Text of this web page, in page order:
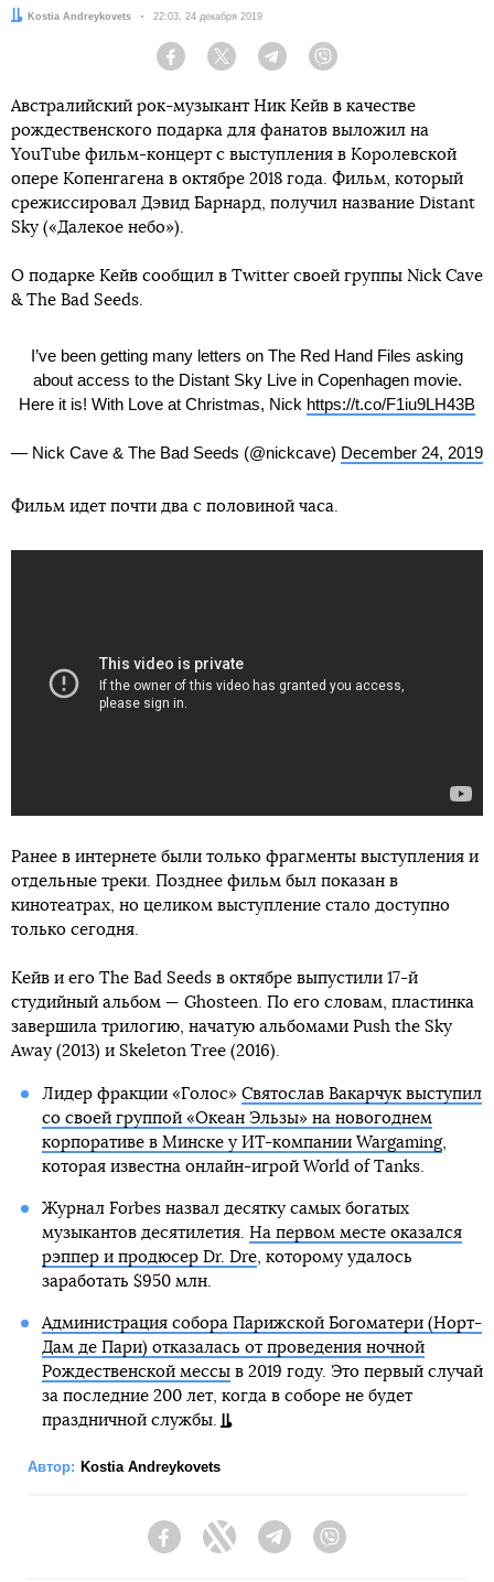
Автор:Kostia Andreykovets Дата:
22:03, 24 декабря 2019
Facebook Twitter Telegram
Австралийский рок-музыкант Ник Кейв в качестве
рождественского подарка для фанатов выложил на
YouTube фильм-концерт с выступления в Королевской
опере Копенгагена в октябре 2018 года. Фильм, который
срежиссировал Дэвид Барнард, получил название Distant
Sky («Далекое небо»).
О подарке Кейв сообщил в Twitter своей группы Nick Cave
& The Bad Seeds.
I’ve been getting many letters on The Red Hand Files asking
about access to the Distant Sky Live in Copenhagen movie.
Here it is! With Love at Christmas, Nick https://t.co/F1iu9LH43B
— Nick Cave & The Bad Seeds (@nickcave) December 24, 2019
Фильм идет почти два с половиной часа.
Ранее в интернете были только фрагменты выступления и
отдельные треки. Позднее фильм был показан в
кинотеатрах, но целиком выступление стало доступно
только сегодня.
Кейв и его The Bad Seeds в октябре выпустили 17-й
студийный альбом — Ghosteen. По его словам, пластинка
завершила трилогию, начатую альбомами Push the Sky
Away (2013) и Skeleton Tree (2016).
Лидер фракции «Голос» Святослав Вакарчук выступил
со своей группой «Океан Эльзы» на новогоднем
корпоративе в Минске у ИТ-компании Wargaming,
которая известна онлайн-игрой World of Tanks.
Журнал Forbes назвал десятку самых богатых
музыкантов десятилетия. На первом месте оказался
рэппер и продюсер Dr. Dre, которому удалось
заработать $950 млн.
Администрация собора Парижской Богоматери (Норт-
Дам де Пари) отказалась от проведения ночной
Рождественской мессыв 2019 году. Это первый случай
за последние 200 лет, когда в соборе не будет
праздничной службы.
Автор: Kostia Andreykovets
FacebookTwitter Telegram